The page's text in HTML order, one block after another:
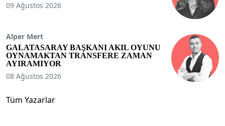
09 Ağustos 2026
Alper Mert
GALATASARAY BAŞKANI AKIL OYUNU
OYNAMAKTAN TRANSFERE ZAMAN
AYIRAMIYOR
08 Ağustos 2026
Tüm Yazarlar